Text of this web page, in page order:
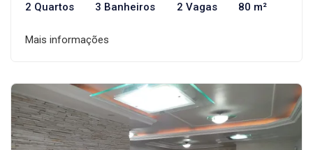
2 Quartos 3 Banheiros 2 Vagas 80 m²
Mais informações